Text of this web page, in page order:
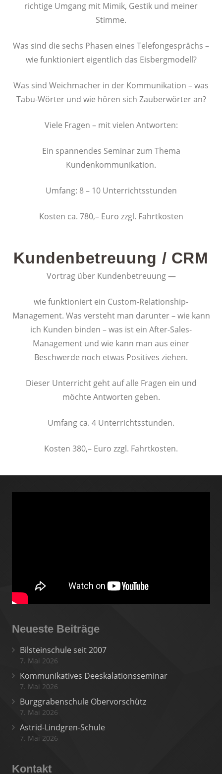
richtige Umgang mit Mimik, Gestik und meiner
Stimme.
Was sind die sechs Phasen eines Telefongesprächs –
wie funktioniert eigentlich das Eisbergmodell?
Was sind Weichmacher in der Kommunikation – was
Tabu-Wörter und wie hören sich Zauberwörter an?
Viele Fragen – mit vielen Antworten:
Ein spannendes Seminar zum Thema
Kundenkommunikation.
Umfang: 8 – 10 Unterrichtsstunden
Kosten ca. 780,– Euro zzgl. Fahrtkosten
Kundenbetreuung / CRM
Vortrag über Kundenbetreuung —
wie funktioniert ein Custom-Relationship-
Management. Was versteht man darunter – wie kann
ich Kunden binden – was ist ein After-Sales-
Management und wie kann man aus einer
Beschwerde noch etwas Positives ziehen.
Dieser Unterricht geht auf alle Fragen ein und
möchte Antworten geben.
Umfang ca. 4 Unterrichtsstunden.
Kosten 380,– Euro zzgl. Fahrtkosten.
Neueste Beiträge
Bilsteinschule seit 2007
7. Mai 2026
Kommunikatives Deeskalationsseminar
7. Mai 2026
Burggrabenschule Obervorschütz
7. Mai 2026
Astrid-Lindgren-Schule
7. Mai 2026
Kontakt